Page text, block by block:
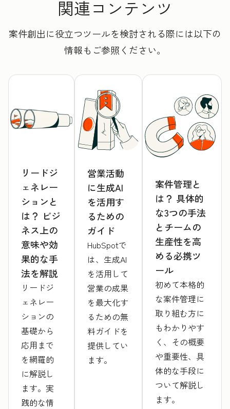
関連コンテンツ
案件創出に役立つツールを検討される際には以下の
情報もご参照ください。
リードジ
ェネレー
ションと
は？ ビジ
ネス上の
意味や効
果的な手
法を解説
リードジ
ェネレー
ションの
基礎から
応用まで
を網羅的
に解説し
ます。実
践的な情
営業活動
に生成AI
を活用す
るための
ガイド
HubSpotで
は、生成AI
を活用して
営業の成果
を最大化す
るための無
料ガイドを
提供してい
ます。
案件管理と
は？ 具体的
な3つの手法
とチームの
生産性を高
める必携ツ
ール
初めて本格的
な案件管理に
取り組む方に
もわかりやす
く、その概要
や重要性、具
体的な手段に
ついて解説し
ます。